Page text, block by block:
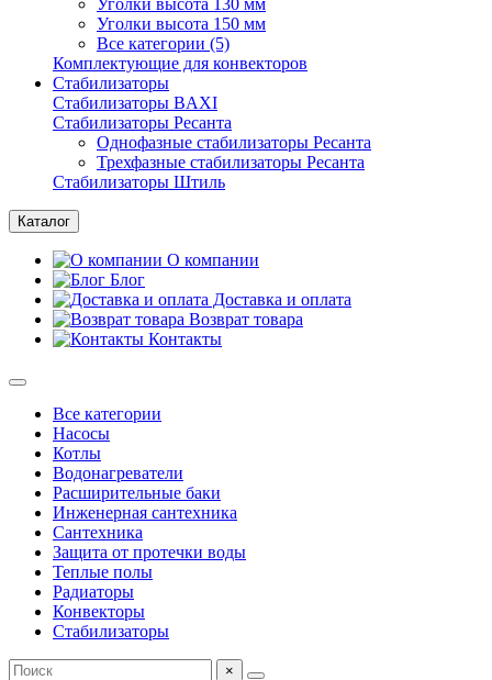
Уголки высота 130 мм
Уголки высота 150 мм
Все категории (5)
Комплектующие для конвекторов
Стабилизаторы
Стабилизаторы BAXI
Стабилизаторы Ресанта
Однофазные стабилизаторы Ресанта
Трехфазные стабилизаторы Ресанта
Стабилизаторы Штиль
Каталог
О компании
Блог
Доставка и оплата
Возврат товара
Контакты
Все категории
Насосы
Котлы
Водонагреватели
Расширительные баки
Инженерная сантехника
Сантехника
Защита от протечки воды
Теплые полы
Радиаторы
Конвекторы
Стабилизаторы
×